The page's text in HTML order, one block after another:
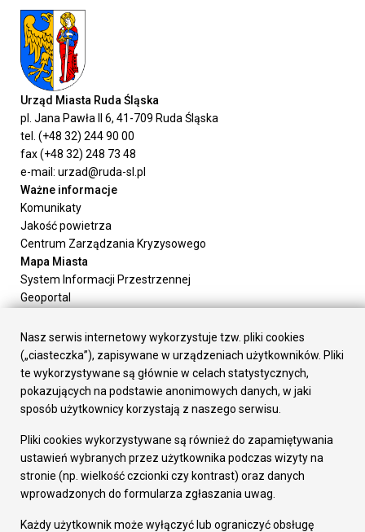
Urząd Miasta Ruda Śląska
pl. Jana Pawła II 6, 41-709 Ruda Śląska
tel. (+48 32) 244 90 00
fax (+48 32) 248 73 48
e-mail: urzad@ruda-sl.pl
Ważne informacje
Komunikaty
Jakość powietrza
Centrum Zarządzania Kryzysowego
Mapa Miasta
System Informacji Przestrzennej
Geoportal
Załatw sprawę
Prezydent Miasta
Rada Miasta
Wydziały
Elektroniczna Skrzynka Podawcza
Gospodarka
Fundusze europejskie
Środki krajowe
Oferty inwestycyjne
Nasz serwis internetowy wykorzystuje tzw. pliki cookies
(„ciasteczka”), zapisywane w urządzeniach użytkowników. Pliki
te wykorzystywane są głównie w celach statystycznych,
pokazujących na podstawie anonimowych danych, w jaki
sposób użytkownicy korzystają z naszego serwisu.
Pliki cookies wykorzystywane są również do zapamiętywania
ustawień wybranych przez użytkownika podczas wizyty na
stronie (np. wielkość czcionki czy kontrast) oraz danych
wprowadzonych do formularza zgłaszania uwag.
Każdy użytkownik może wyłączyć lub ograniczyć obsługę